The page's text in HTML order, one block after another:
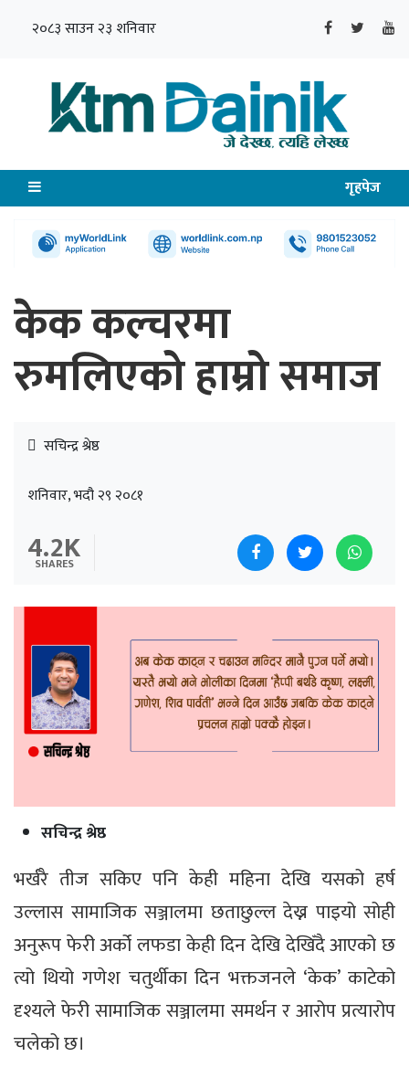
२०८३ साउन २३ शनिवार
गृहपेज
केक कल्चरमा
रुमलिएको हाम्रो समाज
सचिन्द्र श्रेष्ठ
शनिवार, भदौ २९ २०८१
4.2K
SHARES
सचिन्द्र श्रेष्ठ
भर्खरै तीज सकिए पनि केही महिना देखि यसको हर्ष
उल्लास सामाजिक सञ्जालमा छताछुल्ल देख्न पाइयो सोही
अनुरूप फेरी अर्को लफडा केही दिन देखि देखिँदै आएको छ
त्यो थियो गणेश चतुर्थीका दिन भक्तजनले ‘केक’ काटेको
दृश्यले फेरी सामाजिक सञ्जालमा समर्थन र आरोप प्रत्यारोप
चलेको छ।